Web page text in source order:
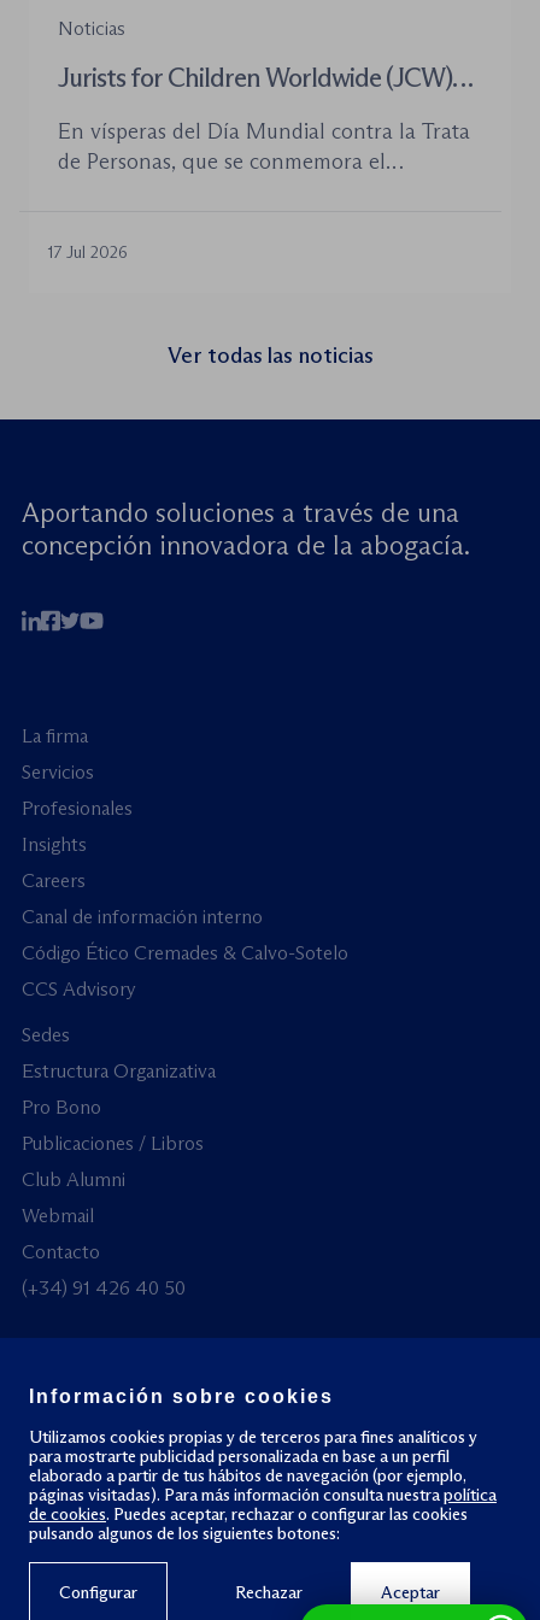
Noticias
Jurists for Children Worldwide (JCW)
para combatir la trata de menores y
defender el Estado de Derecho
En vísperas del Día Mundial contra la Trata
de Personas, que se conmemora el
la World Jurist Association (WJA) y Just
seminario web internacional «Trata de
menores: reforzando la rendición de
17 Jul 2026
Ver todas las noticias
Aportando soluciones a través de una
concepción innovadora de la abogacía.
La firma
Servicios
Profesionales
Insights
Careers
Canal de información interno
Código Ético Cremades & Calvo-Sotelo
CCS Advisory
Sedes
Estructura Organizativa
Pro Bono
Publicaciones / Libros
Club Alumni
Webmail
Contacto
(+34) 91 426 40 50
© Todos los derechos reservados
Política de privacidad Política de cookies
Información sobre cookies
Utilizamos cookies propias y de terceros para fines analíticos y
para mostrarte publicidad personalizada en base a un perfil
elaborado a partir de tus hábitos de navegación (por ejemplo,
páginas visitadas). Para más información consulta nuestrapolítica
de cookies. Puedes aceptar, rechazar o configurar las cookies
pulsando algunos de los siguientes botones:
Aceptar
Configurar Rechazar